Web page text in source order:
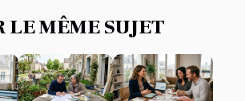
LE MÊME SUJET